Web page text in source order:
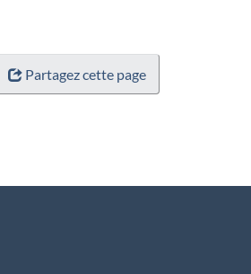
Partagez cette page